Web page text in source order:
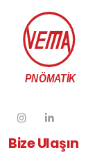
Bize Ulaşın